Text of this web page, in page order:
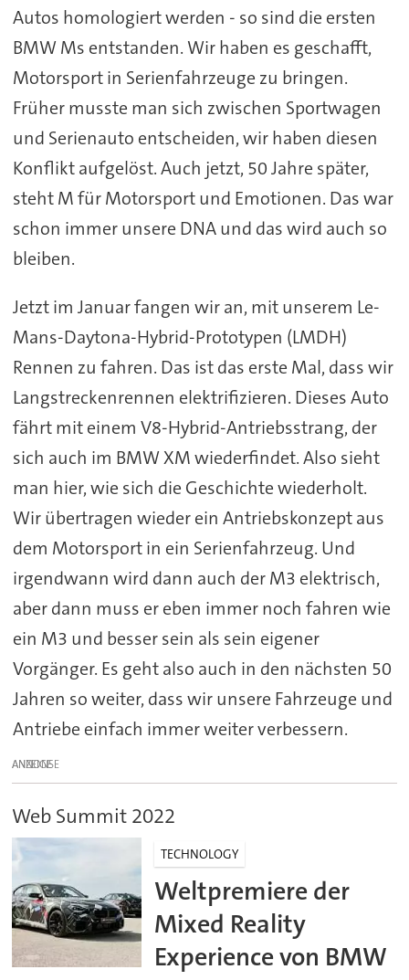
Autos homologiert werden - so sind die ersten
BMW Ms entstanden. Wir haben es geschafft,
Motorsport in Serienfahrzeuge zu bringen.
Früher musste man sich zwischen Sportwagen
und Serienauto entscheiden, wir haben diesen
Konflikt aufgelöst. Auch jetzt, 50 Jahre später,
steht M für Motorsport und Emotionen. Das war
schon immer unsere DNA und das wird auch so
bleiben.
Jetzt im Januar fangen wir an, mit unserem Le-
Mans-Daytona-Hybrid-Prototypen (LMDH)
Rennen zu fahren. Das ist das erste Mal, dass wir
Langstreckenrennen elektrifizieren. Dieses Auto
fährt mit einem V8-Hybrid-Antriebsstrang, der
sich auch im BMW XM wiederfindet. Also sieht
man hier, wie sich die Geschichte wiederholt.
Wir übertragen wieder ein Antriebskonzept aus
dem Motorsport in ein Serienfahrzeug. Und
irgendwann wird dann auch der M3 elektrisch,
aber dann muss er eben immer noch fahren wie
ein M3 und besser sein als sein eigener
Vorgänger. Es geht also auch in den nächsten 50
Jahren so weiter, dass wir unsere Fahrzeuge und
Antriebe einfach immer weiter verbessern.
ANZEIGE
Web Summit 2022
TECHNOLOGY
Weltpremiere der
Mixed Reality
Experience von BMW